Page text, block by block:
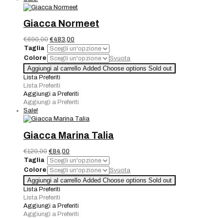
Giacca Normeet
€690,00 Il
prezzo
originale
era:
€690,00.
€483,00
prezzo
attuale
è:
€483,00.
Taglia
Colore
Svuota
Giacca
Normeet
quantità
Aggiungi al carrello Added Choose options Sold out
Lista Preferiti
Lista Preferiti
Aggiungi a Preferiti
Aggiungi a Preferiti
Sale!
Giacca Marina Talia
€120,00 Il
prezzo
originale
era:
€120,00.
€84,00
prezzo
attuale
è:
€84,00.
Taglia
Colore
Svuota
Giacca
Marina
Talia
quantità
Aggiungi al carrello Added Choose options Sold out
Lista Preferiti
Lista Preferiti
Aggiungi a Preferiti
Aggiungi a Preferiti